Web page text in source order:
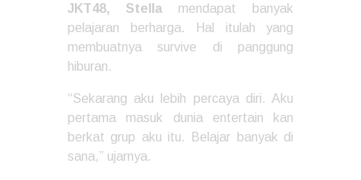
JKT48,
Stella mendapat banyak
pelajaran berharga. Hal itulah yang
membuatnya survive di panggung
hiburan.
“Sekarang aku lebih percaya diri. Aku
pertama masuk dunia entertain kan
berkat grup aku itu. Belajar banyak di
sana,” ujarnya.